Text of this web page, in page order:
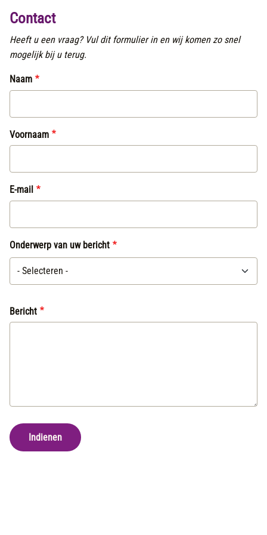
Contact
Heeft u een vraag? Vul dit formulier in en wij komen zo snel
mogelijk bij u terug.
Naam
Voornaam
E-mail
Onderwerp van uw bericht
Bericht
Indienen